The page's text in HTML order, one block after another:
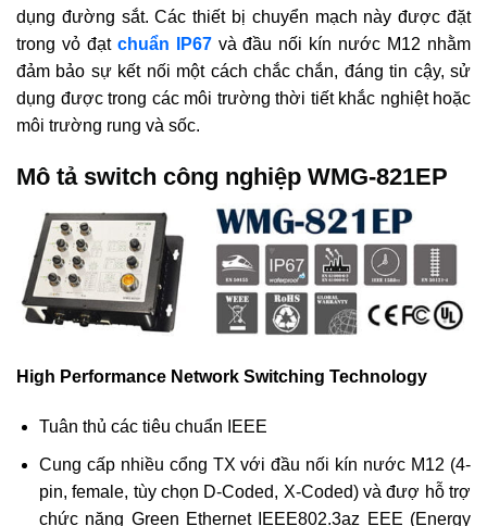
dụng đường sắt. Các thiết bị chuyển mạch này được đặt
trong vỏ đạt chuẩn IP67và đầu nối kín nước M12 nhằm
đảm bảo sự kết nối một cách chắc chắn, đáng tin cậy, sử
dụng được trong các môi trường thời tiết khắc nghiệt hoặc
môi trường rung và sốc.
Mô tả switch công nghiệp WMG-821EP
High Performance Network Switching Technology
Tuân thủ các tiêu chuẩn IEEE
Cung cấp nhiều cổng TX với đầu nối kín nước M12 (4-
pin, female, tùy chọn D-Coded, X-Coded) và đượ hỗ trợ
chức năng Green Ethernet IEEE802.3az EEE (Energy